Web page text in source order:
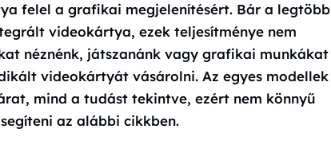
felel a grafikai megjelenítésért. Bár a legtöbb
videokártya, ezek teljesítménye nem
néznénk, játszanánk vagy grafikai munkákat
videokártyát vásárolni. Az egyes modellek
mind a tudást tekintve, ezért nem könnyű
az alábbi cikkben.